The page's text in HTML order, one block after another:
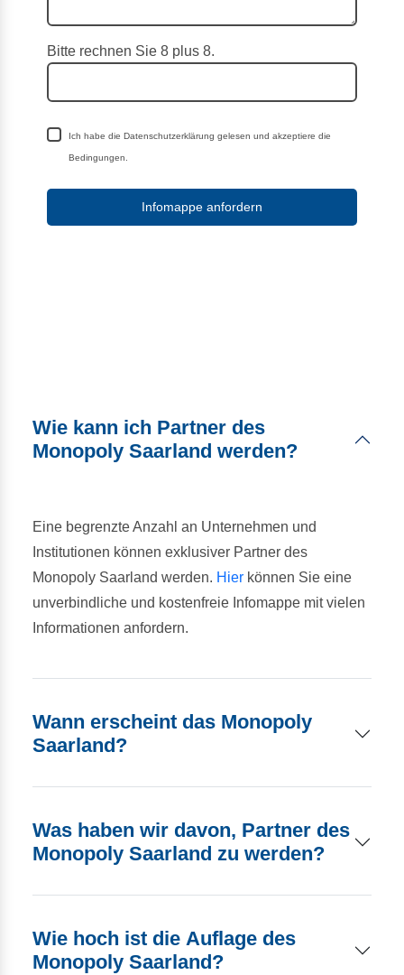
Bitte rechnen Sie 8 plus 8.
Ich habe die Datenschutzerklärung gelesen und akzeptiere die
Bedingungen.
Infomappe anfordern
Wie kann ich Partner des
Monopoly Saarland werden?
Eine begrenzte Anzahl an Unternehmen und
Institutionen können exklusiver Partner des
Monopoly Saarland werden. Hier können Sie eine
unverbindliche und kostenfreie Infomappe mit vielen
Informationen anfordern.
Wann erscheint das Monopoly
Saarland?
Was haben wir davon, Partner des
Monopoly Saarland zu werden?
Wie hoch ist die Auflage des
Monopoly Saarland?